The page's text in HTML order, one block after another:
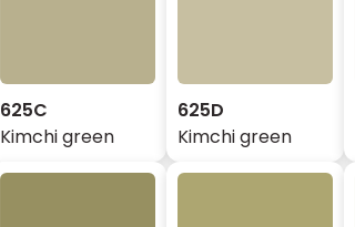
625C
Kimchi green
625D
Kimchi green